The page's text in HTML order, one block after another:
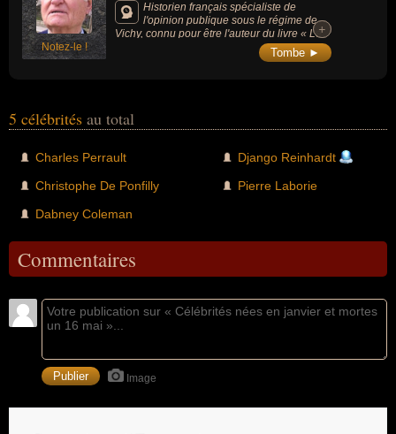
Notez-le !
Historien français spécialiste de
l'opinion publique sous le régime de
Vichy, connu pour être l'auteur du livre « Le
Chagrin et le venin » (un des ouvrages les
plus importants sur la France des années
+
+
Tombe ►
5 célébrités au total
Charles Perrault
Christophe De Ponfilly
Dabney Coleman
Django Reinhardt
Pierre Laborie
Commentaires
Image